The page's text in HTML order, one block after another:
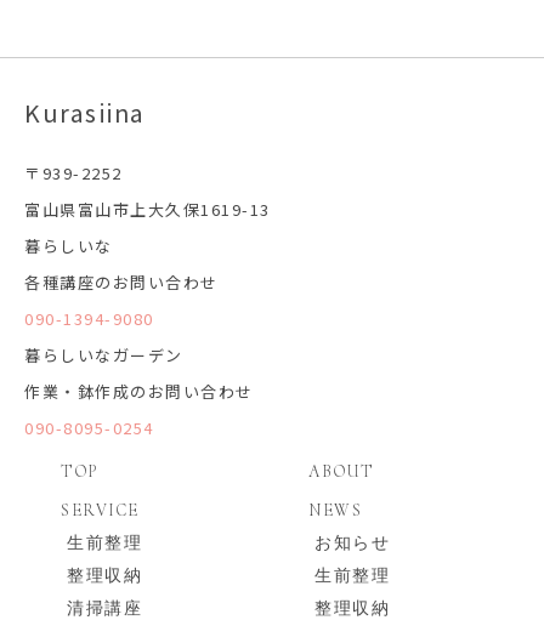
Kurasiina
〒939-2252
富山県富山市上大久保1619-13
暮らしいな
各種講座のお問い合わせ
090-1394-9080
暮らしいなガーデン
作業・鉢作成のお問い合わせ
090-8095-0254
TOP
ABOUT
SERVICE
生前整理
整理収納
清掃講座
NEWS
お知らせ
生前整理
整理収納